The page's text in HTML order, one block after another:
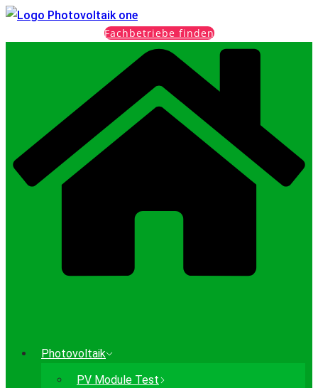
Fachbetriebe finden
Photovoltaik
PV Module Test